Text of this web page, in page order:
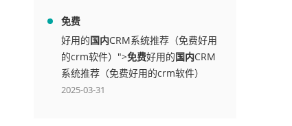
免费
好用的国内CRM系统推荐（免费好用
的crm软件）">免费好用的国内CRM
系统推荐（免费好用的crm软件）
2025-03-31